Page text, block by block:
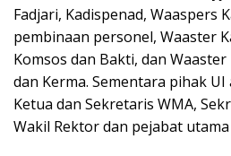
Fadjari, Kadispenad, Waaspers
pembinaan personel, Waaster
Komsos dan Bakti, dan
dan Kerma. Sementara pihak
Ketua dan Sekretaris WMA,
Wakil Rektor dan pejabat